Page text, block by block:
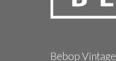
Bebop Vintage